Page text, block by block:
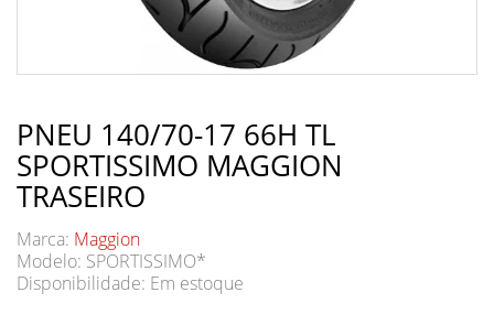
PNEU 140/70-17 66H TL
SPORTISSIMO MAGGION
TRASEIRO
Marca: Maggion
Modelo: SPORTISSIMO*
Disponibilidade: Em estoque